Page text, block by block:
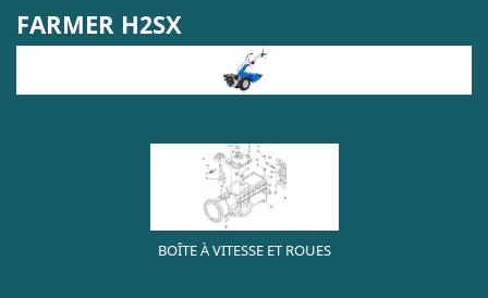
FARMER H2SX
BOÎTE À VITESSE ET ROUES